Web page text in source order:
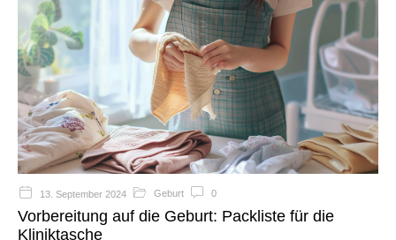
13. September 2024 Geburt 0
Vorbereitung auf die Geburt: Packliste für die
Kliniktasche